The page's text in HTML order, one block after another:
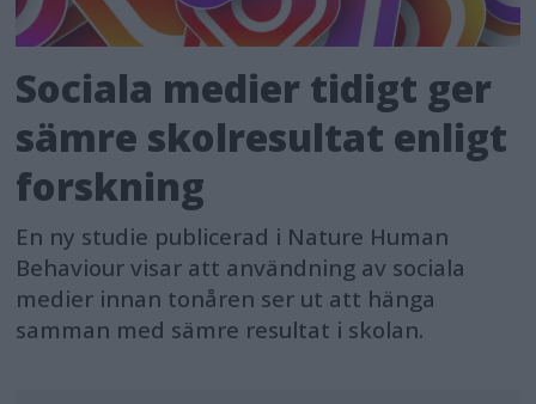
Sociala medier tidigt ger
sämre skolresultat enligt
forskning
En ny studie publicerad i Nature Human
Behaviour visar att användning av sociala
medier innan tonåren ser ut att hänga
samman med sämre resultat i skolan.